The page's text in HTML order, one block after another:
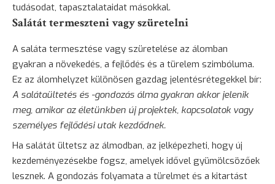
tudásodat, tapasztalataidat másokkal.
Salátát termeszteni vagy szüretelni
A saláta termesztése vagy szüretelése az álomban
gyakran a növekedés, a fejlődés és a türelem szimbóluma.
Ez az álomhelyzet különösen gazdag jelentésrétegekkel bír:
A salátaültetés és -gondozás álma gyakran akkor jelenik
meg, amikor az életünkben új projektek, kapcsolatok vagy
személyes fejlődési utak kezdődnek.
Ha salátát ültetsz az álmodban, az jelképezheti, hogy új
kezdeményezésekbe fogsz, amelyek idővel gyümölcsözőek
lesznek. A gondozás folyamata a türelmet és a kitartást